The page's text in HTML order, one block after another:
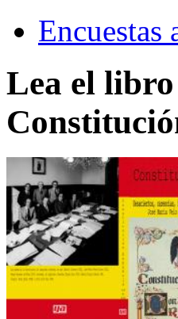
Encuestas
Lea el